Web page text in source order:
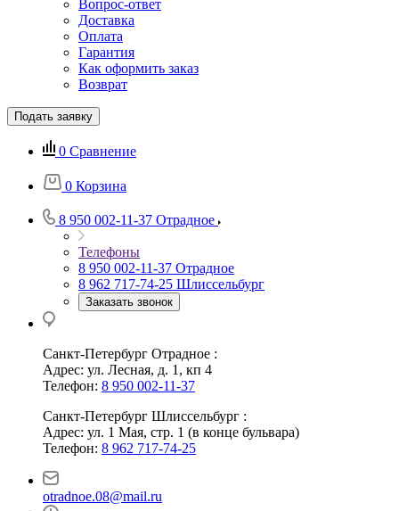
Вопрос-ответ
Доставка
Оплата
Гарантия
Как оформить заказ
Возврат
Подать заявку
0 Сравнение
0 Корзина
8 950 002-11-37 Отрадное
Телефоны
8 950 002-11-37 Отрадное
8 962 717-74-25 Шлиссельбург
Заказать звонок
Санкт-Петербург Отрадное :
Адрес: ул. Лесная, д. 1, кп 4
Телефон: 8 950 002-11-37
Санкт-Петербург Шлиссельбург :
Адрес: ул. 1 Мая, стр. 1 (в конце бульвара)
Телефон: 8 962 717-74-25
otradnoe.08@mail.ru